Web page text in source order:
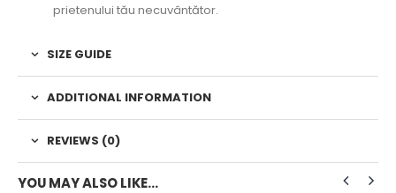
prietenului tău necuvântător.
SIZE GUIDE
ADDITIONAL INFORMATION
REVIEWS (0)
YOU MAY ALSO LIKE…